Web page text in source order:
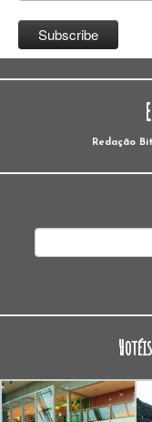
Redação